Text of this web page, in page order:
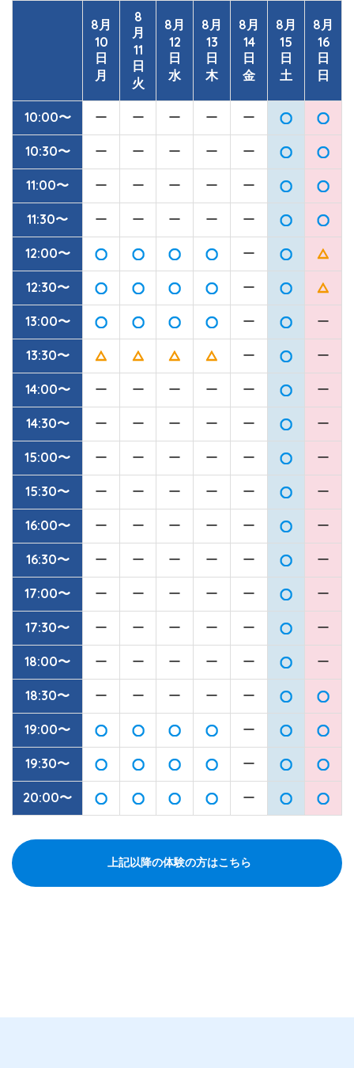
8月
10
日
月
8
月
11
日
火
8月
12
日
水
8月
13
日
木
8月
14
日
金
8月
15
日
土
8月
16
日
日
10:00〜 ー ー ー ー ー
10:30〜 ー ー ー ー ー
11:00〜 ー ー ー ー ー
11:30〜 ー ー ー ー ー
12:00〜 ー
12:30〜 ー
13:00〜 ー ー
13:30〜 ー ー
14:00〜 ー ー ー ー ー ー
14:30〜 ー ー ー ー ー ー
15:00〜 ー ー ー ー ー ー
15:30〜 ー ー ー ー ー ー
16:00〜 ー ー ー ー ー ー
16:30〜 ー ー ー ー ー ー
17:00〜 ー ー ー ー ー ー
17:30〜 ー ー ー ー ー ー
18:00〜 ー ー ー ー ー ー
18:30〜 ー ー ー ー ー
19:00〜 ー
19:30〜 ー
20:00〜 ー
上記以降の体験の方はこちら